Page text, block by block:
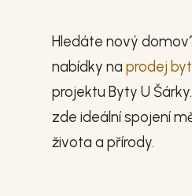
Hledáte nový
nabídky na prodej
projektu Byty U
zde ideální spojení
života a přírody.